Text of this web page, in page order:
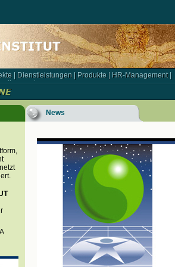
| Dienstleistungen | Produkte | HR-Management |
| Dienstleistungen| Produkte| HR-Management|
News